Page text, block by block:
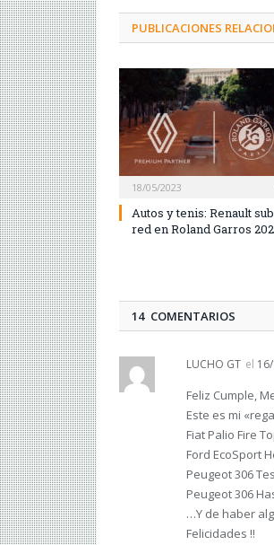
PUBLICACIONES
18/05/2023
Autos y tenis: Renault
red en Roland Garros
14 COMENTARIOS
LUCHO GT el
Feliz Cumple,
Este es mi
Fiat Palio Fire
Ford EcoSport
Peugeot 306
Peugeot 306
…Y de haber
Felicidades !!